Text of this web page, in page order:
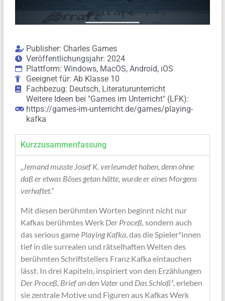
Publisher: Charles Games
Veröffentlichungsjahr: 2024
Plattform: Windows, MacOS, Android, iOS
Geeignet für: Ab Klasse 10
Fachbezug: Deutsch, Literaturunterricht
Weitere Ideen bei "Games im Unterricht" (LFK):
https://games-im-unterricht.de/games/playing-
kafka
Kurzzusammenfassung
„Jemand musste Josef K. verleumdet haben, denn ohne
daß er etwas Böses getan hätte, wurde er eines Morgens
verhaftet.“
Mit diesen berühmten Worten beginnt nicht nur
Kafkas berühmtes Werk Der Proceß, sondern auch
das serious game Playing Kafka, das die Spieler*innen
tief in die surrealen und rätselhaften Welten des
berühmten Schriftstellers Franz Kafka eintauchen
lässt. In drei Kapiteln, inspiriert von den Erzählungen
Der Proceß, Brief an den Vaterund DasSchloß¹, erleben
sie zentrale Motive und Figuren aus Kafkas Werk